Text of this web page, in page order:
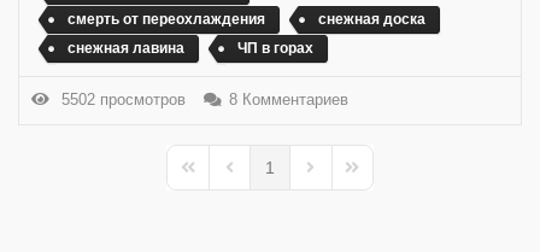
смерть от переохлаждения
снежная доска
снежная лавина
ЧП в горах
5502 просмотров 8 Комментариев
First PagePrevious Page
1
Next PageLast Page